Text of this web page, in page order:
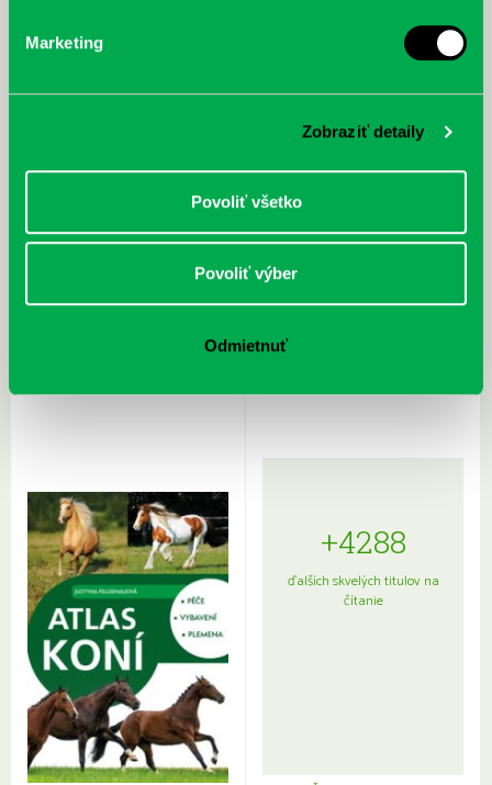
Marketing
Zobraziť detaily
Povoliť všetko
Povoliť výber
Odmietnuť
Sprievodca po hviezdnej oblohe
kompletný sprievodca
+4288
ďalších skvelých titulov na
čítanie